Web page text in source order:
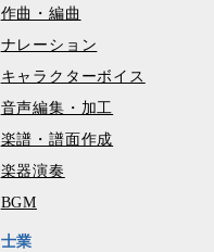
作曲・編曲
ナレーション
キャラクターボイス
音声編集・加工
楽譜・譜面作成
楽器演奏
BGM
士業